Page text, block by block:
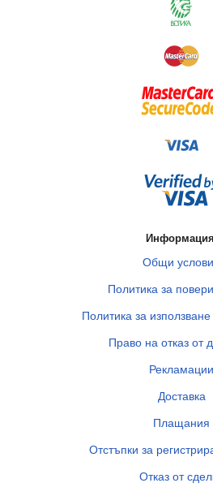
Общи
Политика за
Политика за използване
Право на отказ от
Рекламации
Доставка
Плащания
Отстъпки за
Отказ от